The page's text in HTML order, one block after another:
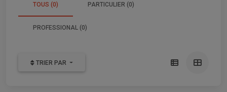
TOUS (0) PARTICULIER (0)
PROFESSIONAL (0)
TRIER PAR